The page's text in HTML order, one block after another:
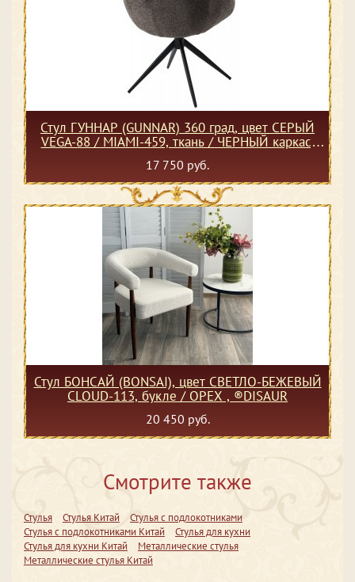
Стул ГУННАР (GUNNAR) 360 град, цвет СЕРЫЙ
VEGA-88 / MIAMI-459, ткань / ЧЕРНЫЙ каркас,
®DISAUR
17 750 руб.
Стул БОНСАЙ (BONSAI), цвет СВЕТЛО-БЕЖЕВЫЙ
CLOUD-113, букле / ОРЕХ , ®DISAUR
20 450 руб.
Смотрите также
Стулья Стулья Китай
Стулья с подлокотниками
Стулья с подлокотниками Китай
Стулья для кухни
Стулья для кухни Китай
Металлические стулья
Металлические стулья Китай